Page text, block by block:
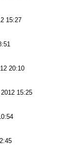
15:27
20:10
15:25